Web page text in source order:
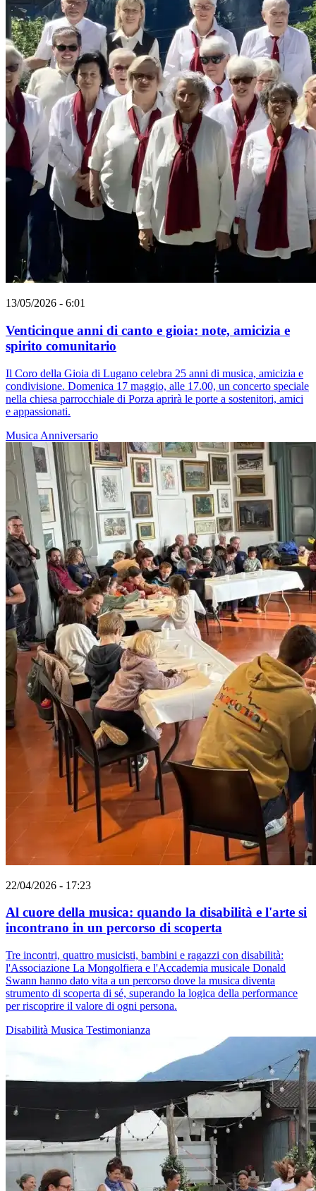
13/05/2026 - 6:01
Venticinque anni di canto e gioia: note, amicizia e
spirito comunitario
Il Coro della Gioia di Lugano celebra 25 anni di musica, amicizia e
condivisione. Domenica 17 maggio, alle 17.00, un concerto speciale
nella chiesa parrocchiale di Porza aprirà le porte a sostenitori, amici
e appassionati.
Musica Anniversario
22/04/2026 - 17:23
Al cuore della musica: quando la disabilità e l'arte si
incontrano in un percorso di scoperta
Tre incontri, quattro musicisti, bambini e ragazzi con disabilità:
l'Associazione La Mongolfiera e l'Accademia musicale Donald
Swann hanno dato vita a un percorso dove la musica diventa
strumento di scoperta di sé, superando la logica della performance
per riscoprire il valore di ogni persona.
Disabilità Musica Testimonianza